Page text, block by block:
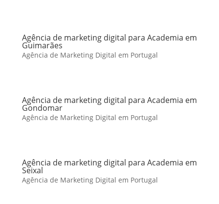
Agência de marketing digital para Academia em
Guimarães
Agência de Marketing Digital em Portugal
Agência de marketing digital para Academia em
Gondomar
Agência de Marketing Digital em Portugal
Agência de marketing digital para Academia em
Seixal
Agência de Marketing Digital em Portugal